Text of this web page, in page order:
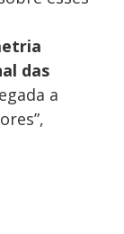
das
a